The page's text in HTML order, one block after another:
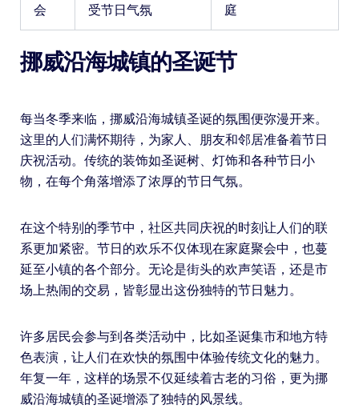
会
受节日气氛
庭
挪威沿海城镇的圣诞节
每当冬季来临，挪威沿海城镇圣诞的氛围便弥漫开来。
这里的人们满怀期待，为家人、朋友和邻居准备着节日
庆祝活动。传统的装饰如圣诞树、灯饰和各种节日小
物，在每个角落增添了浓厚的节日气氛。
在这个特别的季节中，社区共同庆祝的时刻让人们的联
系更加紧密。节日的欢乐不仅体现在家庭聚会中，也蔓
延至小镇的各个部分。无论是街头的欢声笑语，还是市
场上热闹的交易，皆彰显出这份独特的节日魅力。
许多居民会参与到各类活动中，比如圣诞集市和地方特
色表演，让人们在欢快的氛围中体验传统文化的魅力。
年复一年，这样的场景不仅延续着古老的习俗，更为挪
威沿海城镇的圣诞增添了独特的风景线。